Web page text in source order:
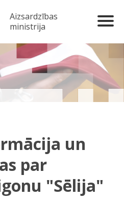
Aizsardzības
ministrija
un
par
"Sēlija"